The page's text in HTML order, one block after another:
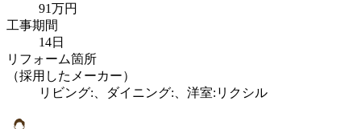
91万円
工事期間
14日
リフォーム箇所
（採用したメーカー）
リビング:、ダイニング:、洋室:リクシル